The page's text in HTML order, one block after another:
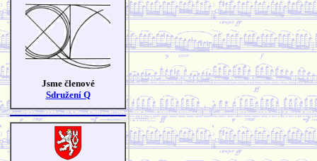
Jsme členové
Sdružení Q